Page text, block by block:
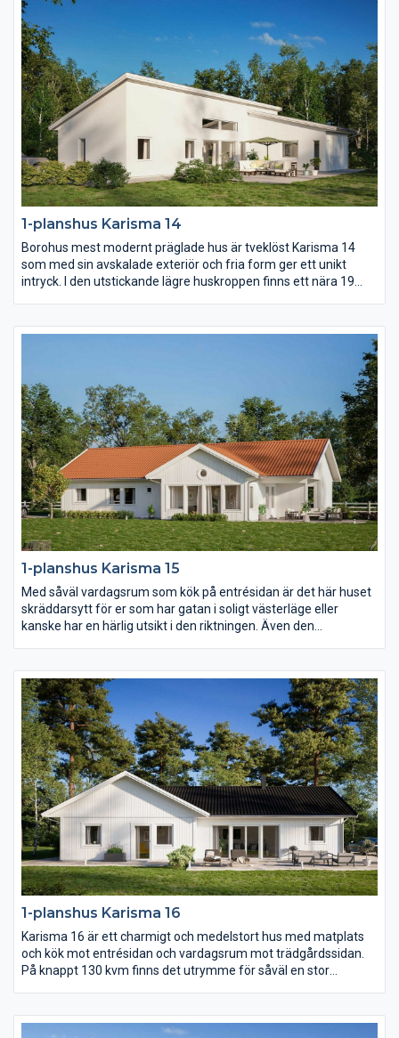
1-planshus Karisma 14
Borohus mest modernt präglade hus är tveklöst Karisma 14
som med sin avskalade exteriör och fria form ger ett unikt
intryck. I den utstickande lägre huskroppen finns ett nära 19
som en effekt av det höga snedtaket.
1-planshus Karisma 15
Med såväl vardagsrum som kök på entrésidan är det här huset
skräddarsytt för er som har gatan i soligt västerläge eller
kanske har en härlig utsikt i den riktningen. Även den
hållet. I övrigt har Karisma 15 en härlig öppen och ljusberikande
planlösning.
1-planshus Karisma 16
Karisma 16 är ett charmigt och medelstort hus med matplats
och kök mot entrésidan och vardagsrum mot trädgårdssidan.
På knappt 130 kvm finns det utrymme för såväl en stor
ryggåstak.